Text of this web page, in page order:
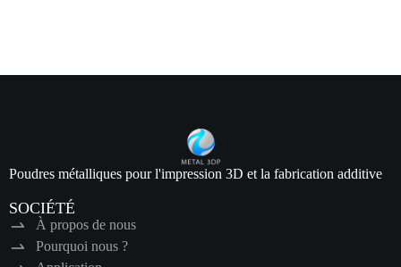
Poudres métalliques pour l'impression 3D et la fabrication additive
SOCIÉTÉ
À propos de nous
Pourquoi nous ?